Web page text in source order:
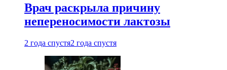
Врач раскрыла причину
непереносимости лактозы
2 года спустя2 года спустя